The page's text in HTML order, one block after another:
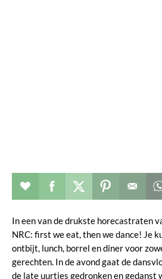
Restaurant toevoegen aan
Deel dit op facebook
Deel dit op twitter
Deel dit op
In een van de drukste horecastraten
NRC: first we eat, then we dance! Je
ontbijt, lunch, borrel en diner voor
gerechten. In de avond gaat de
de late uurtjes gedronken en gedanst